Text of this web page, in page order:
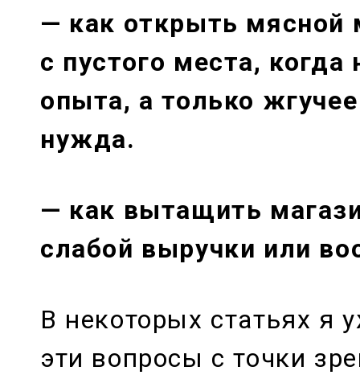
— как открыть мясной
с пустого места, когда
опыта, а только
нужда.
— как вытащить
слабой выручки или
В некоторых статьях я
эти вопросы с точки